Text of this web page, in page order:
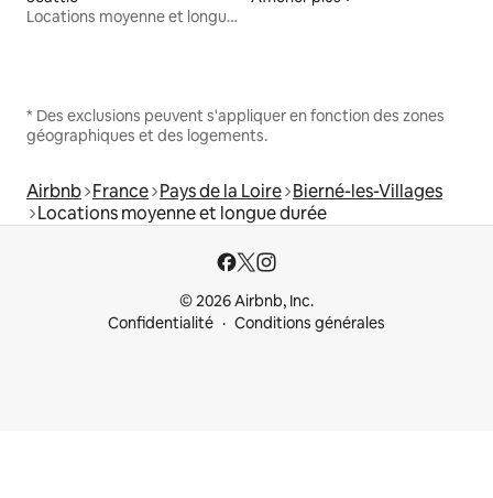
Locations moyenne et longue durée
* Des exclusions peuvent s'appliquer en fonction des zones
géographiques et des logements.
Airbnb France Pays de la Loire Bierné-les-Villages
Locations moyenne et longue durée
© 2026 Airbnb, Inc.
Confidentialité
Conditions générales